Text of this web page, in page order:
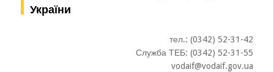
України
тел.: (0342) 52-31-42
Служба ТЕБ: (0342) 52-31-55
vodaif@vodaif.gov.ua